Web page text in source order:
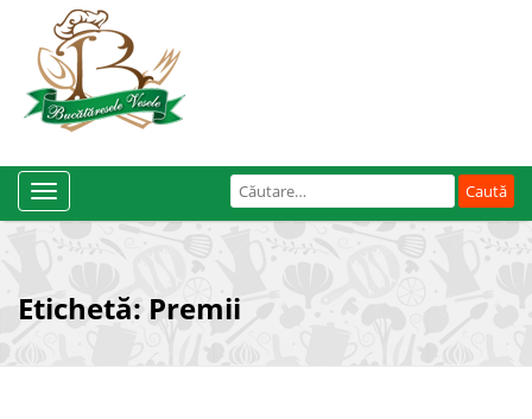
Caută
după:
Toggle
Navigation
Etichetă: Premii